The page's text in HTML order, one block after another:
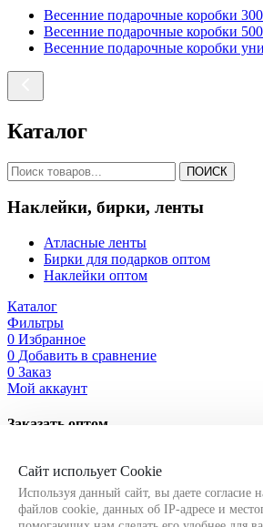
Сайт испольует Cookie
Используя данный сайт, вы даете согласие
файлов cookie, данных об IP-адресе и
Весенние подарочные коробки
Весенние подарочные коробки
Весенние подарочные коробки
Каталог
ПОИСК
Наклейки, бирки, ленты
Атласные ленты
Бирки для подарков оптом
Наклейки оптом
Каталог
Фильтры
0 Избранное
0 Добавить в сравнение
0 Заказ
Мой аккаунт
Заказать оптом
с Вами!